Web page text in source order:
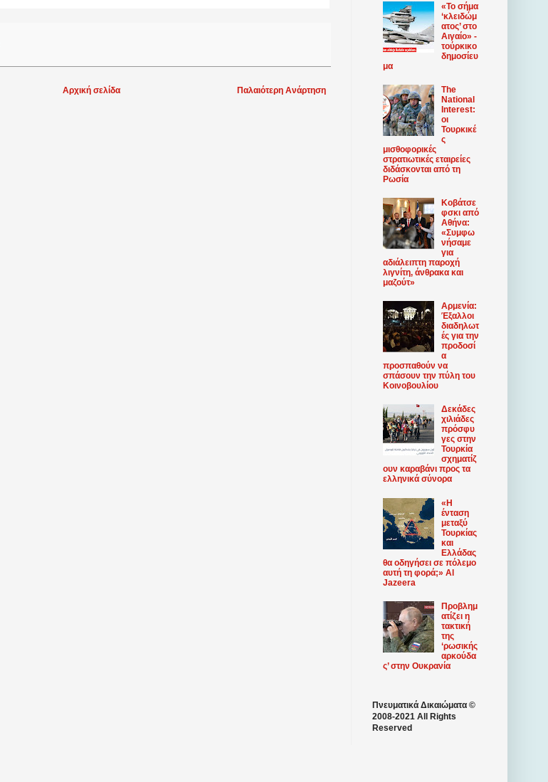
Παλαιότερη Ανάρτηση
Αρχική σελίδα
«Το σήμα
‘κλειδώμ
ατος’ στο
Αιγαίο» -
τούρκικο
δημοσίευ
μα
The
National
Interest:
οι
Τουρκικέ
ς
μισθοφορικές
στρατιωτικές εταιρείες
διδάσκονται από τη
Ρωσία
Κοβάτσε
φσκι από
Αθήνα:
«Συμφω
νήσαμε
για
αδιάλειπτη παροχή
λιγνίτη, άνθρακα και
μαζούτ»
Αρμενία:
Έξαλλοι
διαδηλωτ
ές για την
προδοσί
α
προσπαθούν να
σπάσουν την πύλη του
Κοινοβουλίου
Δεκάδες
χιλιάδες
πρόσφυ
γες στην
Τουρκία
σχηματίζ
ουν καραβάνι προς τα
ελληνικά σύνορα
«Η
ένταση
μεταξύ
Τουρκίας
και
Ελλάδας
θα οδηγήσει σε πόλεμο
αυτή τη φορά;» Al
Jazeera
Προβλημ
ατίζει η
τακτική
της
‘ρωσικής
αρκούδα
ς’ στην Ουκρανία
Πνευματικά Δικαιώματα ©
2008-2021 All Rights
Reserved